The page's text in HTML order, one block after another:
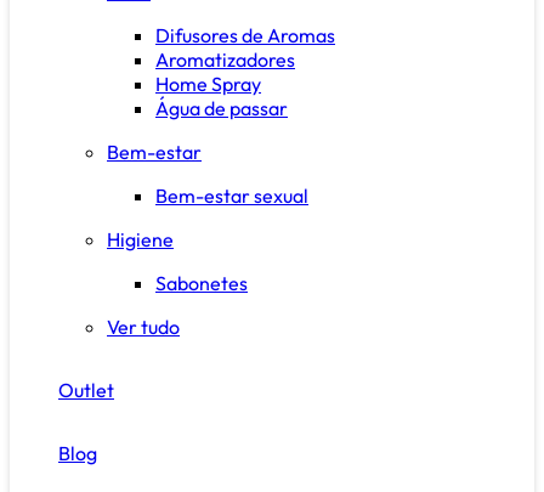
Difusores de Aromas
Aromatizadores
Home Spray
Água de passar
Bem-estar
Bem-estar sexual
Higiene
Sabonetes
Ver tudo
Outlet
Blog